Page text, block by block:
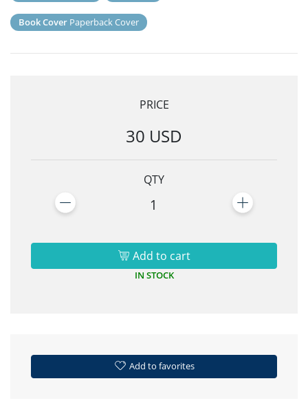
Book Cover Paperback Cover
PRICE
30 USD
QTY
1
Add to cart
IN STOCK
Add to favorites